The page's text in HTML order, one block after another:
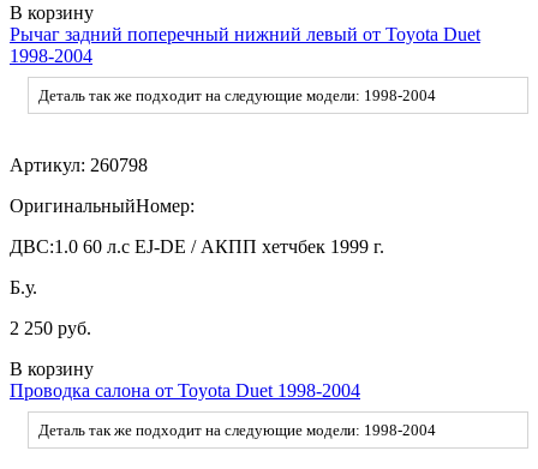
В корзину
Рычаг задний поперечный нижний левый от Toyota Duet
1998-2004
Деталь так же подходит на следующие модели: 1998-2004
Артикул: 260798
ОригинальныйНомер:
ДВС:1.0 60 л.с EJ-DE / АКПП хетчбек 1999 г.
Б.у.
2 250 руб.
В корзину
Проводка салона от Toyota Duet 1998-2004
Деталь так же подходит на следующие модели: 1998-2004